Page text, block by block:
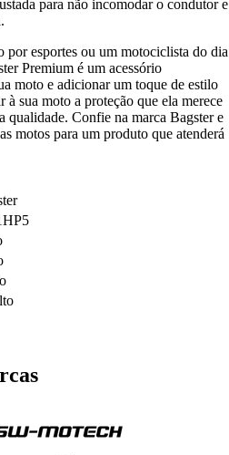
para não incomodar o condutor e
por esportes ou um motociclista do dia
Premium é um acessório
moto e adicionar um toque de estilo
à sua moto a proteção que ela merece
qualidade. Confie na marca Bagster e
motos para um produto que atenderá